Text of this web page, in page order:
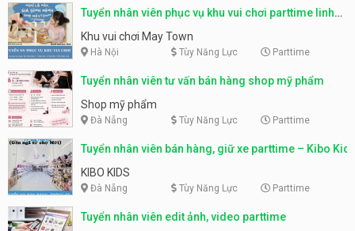
Tuyển nhân viên phục vụ khu vui chơi parttime linh
động
Khu vui chơi May Town
Hà Nội Tùy Năng Lực Parttime
Tuyển nhân viên tư vấn bán hàng shop mỹ phẩm
Shop mỹ phẩm
Đà Nẵng Tùy Năng Lực Parttime
Tuyển nhân viên bán hàng, giữ xe parttime – Kibo Kid
KIBO KIDS
Đà Nẵng Tùy Năng Lực Parttime
Tuyển nhân viên edit ảnh, video parttime